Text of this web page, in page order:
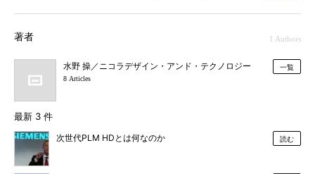
著者 1 Authors
水野 操／ニコラデザイン・アンド・テクノロジー
8 Articles
一覧
最新 3 件
次世代PLM HDとは何なのか 読む